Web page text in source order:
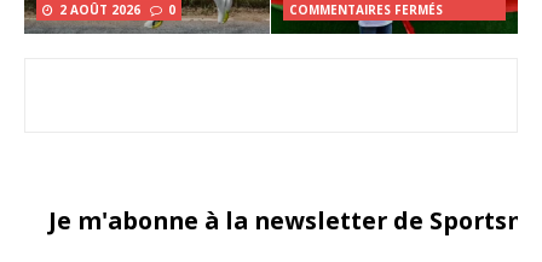
2 AOÛT 2026 0
COMMENTAIRES FERMÉS
Je m'abonne à la newsletter de